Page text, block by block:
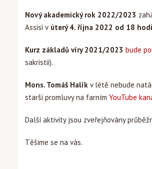
Nový akademický rok 2022/2023
Assisi v úterý 4. října 2022 od 18
Kurz základů víry 2021/2023 bude
sakristii).
Mons. Tomáš Halík v létě nebude
starší promluvy na farním YouTube
Další aktivity jsou zveřejňovány
Těšíme se na vás.